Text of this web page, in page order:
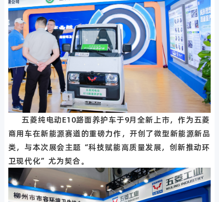
五菱纯电动E10路面养护车于9月全新上市，作为五菱
商用车在新能源赛道的重磅力作，开创了微型新能源新品
类，与本次展会主题“科技赋能高质量发展，创新推动环
卫现代化”尤为契合。